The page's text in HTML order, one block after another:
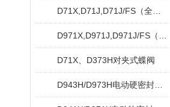
D71X、D373H对夹式蝶阀